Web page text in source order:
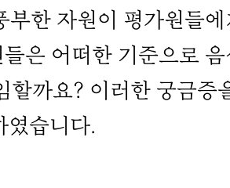
부한 자원이 평가원들에
은 어떠한 기준으로
할까요? 이러한 궁금증
였습니다.